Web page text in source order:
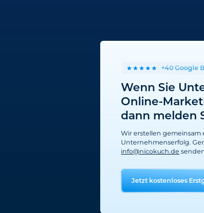
+40 Google
Wenn Sie
Online-
dann melden
Wir erstellen gemeinsam
Unternehmenserfolg.
info@nicokuch.de
Jetzt kostenloses